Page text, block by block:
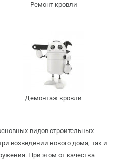
Ремонт кровли
Демонтаж кровли
видов строительных
возведении нового дома, так и
При этом от качества